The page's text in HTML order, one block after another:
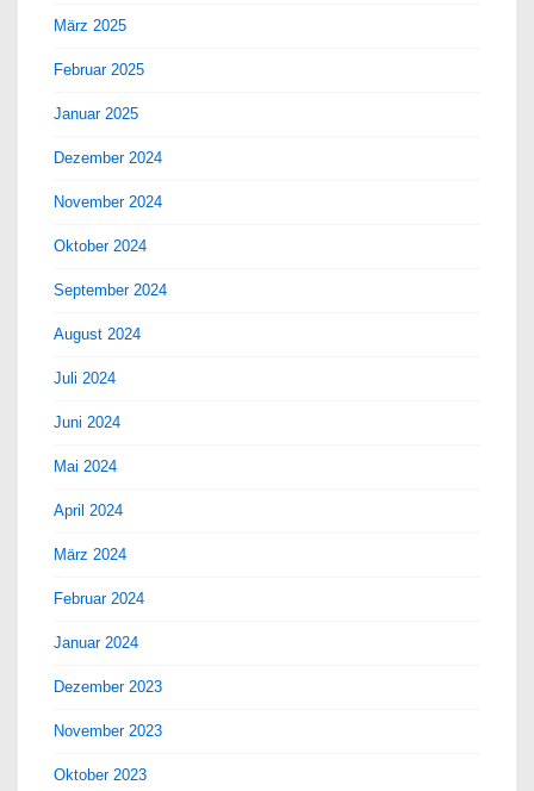
März 2025
Februar 2025
Januar 2025
Dezember 2024
November 2024
Oktober 2024
September 2024
August 2024
Juli 2024
Juni 2024
Mai 2024
April 2024
März 2024
Februar 2024
Januar 2024
Dezember 2023
November 2023
Oktober 2023